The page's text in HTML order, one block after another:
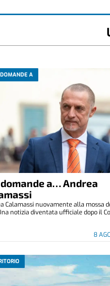
A
a… Andrea
8
Calamassi nuovamente alla mossa
notizia diventata ufficiale dopo il